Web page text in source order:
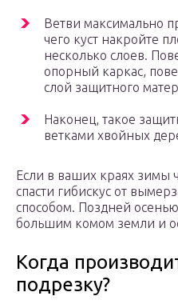
Ветви максимально
чего куст накройте
несколько слоев.
опорный каркас,
слой защитного
Наконец, такое
ветками хвойных
Если в ваших краях зимы
спасти гибискус от
способом. Поздней
большим комом земли и
Когда
подрезку?